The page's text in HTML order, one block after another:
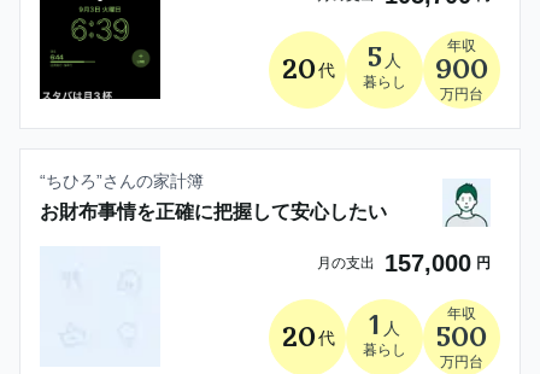
20代 5 人
暮らし
年収
900
万円台
“ちひろ”さんの家計簿
お財布事情を正確に把握して安心したい
月の支出 157,000 円
20代 1 人
暮らし
年収
500
万円台